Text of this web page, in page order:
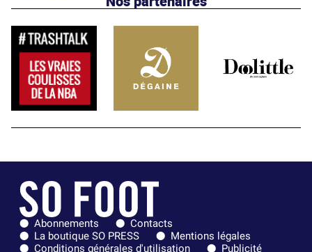
Abonnements
Contacts
La boutique SO PRESS
Mentions légales
Conditions générales d'utilisation
Publicité